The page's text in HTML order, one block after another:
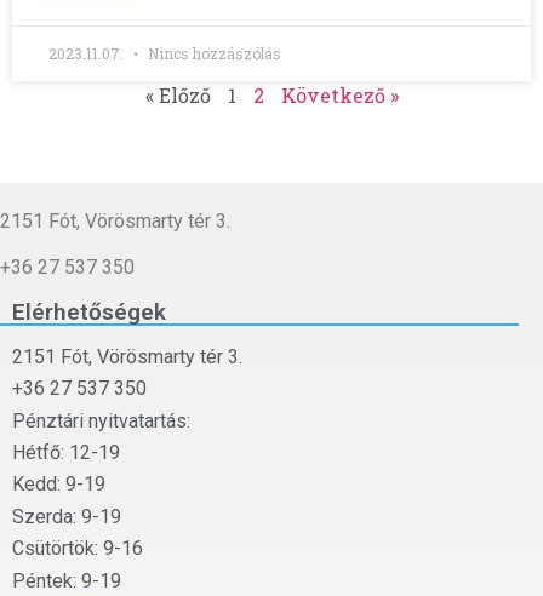
2023.11.07. Nincs hozzászólás
« Előző 1 2 Következő »
2151 Fót, Vörösmarty tér 3.
+36 27 537 350
Elérhetőségek
2151 Fót, Vörösmarty tér 3.
+36 27 537 350
Pénztári nyitvatartás:
Hétfő: 12-19
Kedd: 9-19
Szerda: 9-19
Csütörtök: 9-16
Péntek: 9-19